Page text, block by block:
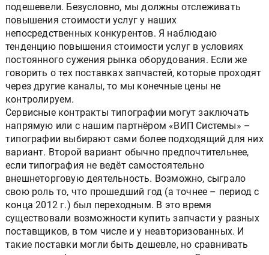
подешевели. Безусловно, мы должны отслеживать
повышения стоимости услуг у наших
непосредственных конкурентов. Я наблюдаю
тенденцию повышения стоимости услуг в условиях
постоянного сужения рынка оборудования. Если же
говорить о тех поставках запчастей, которые проходят
через другие каналы, то мы конечные цены не
контролируем.
Сервисные контракты типографии могут заключать
напрямую или с нашим партнёром «ВИП Системы» –
типографии выбирают сами более подходящий для них
вариант. Второй вариант обычно предпочтительнее,
если типография не ведёт самостоятельно
внешнеторговую деятельность. Возможно, сыграло
свою роль то, что прошедший год (а точнее – период с
конца 2012 г.) был переходным. В это время
существовали возможности купить запчасти у разных
поставщиков, в том числе и у неавторизованных. И
такие поставки могли быть дешевле, но сравнивать